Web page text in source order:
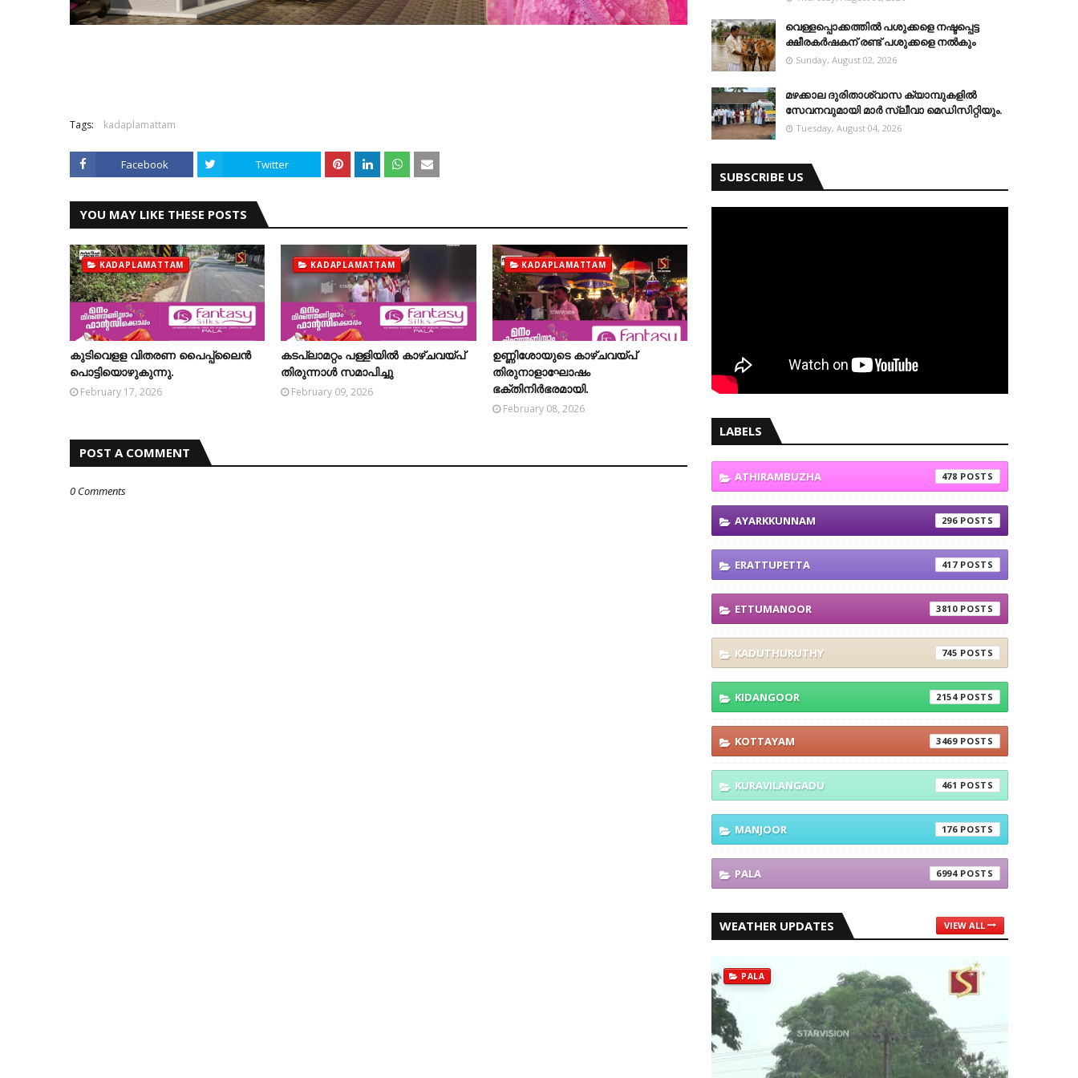
Tags: kadaplamattam
Facebook Twitter
YOU MAY LIKE THESE POSTS
KADAPLAMATTAM
കുടിവെളള വിതരണ പൈപ്പ്‌ലൈന്‍
പൊട്ടിയൊഴുകുന്നു.
February 17, 2026
KADAPLAMATTAM
കടപ്ലാമറ്റം പള്ളിയില്‍ കാഴ്ചവയ്പ്
തിരുന്നാള്‍ സമാപിച്ചു
February 09, 2026
KADAPLAMATTAM
ഉണ്ണിശോയുടെ കാഴ്ചവയ്പ്
തിരുനാളാഘോഷം
ഭക്തിനിര്‍ഭരമായി.
February 08, 2026
POST A COMMENT
0 Comments
വെള്ളപ്പൊക്കത്തില്‍ പശുക്കളെ നഷ്ടപ്പെട്ട
ക്ഷീരകര്‍ഷകന് രണ്ട് പശുക്കളെ നല്‍കും
Sunday, August 02, 2026
മഴക്കാല ദുരിതാശ്വാസ ക്യാമ്പുകളിൽ
സേവനവുമായി മാർ സ്ലീവാ മെഡിസിറ്റിയും.
Tuesday, August 04, 2026
SUBSCRIBE US
LABELS
ATHIRAMBUZHA 478
AYARKKUNNAM 296
ERATTUPETTA 417
ETTUMANOOR 3810
KADUTHURUTHY 745
KIDANGOOR 2154
KOTTAYAM 3469
KURAVILANGADU 461
MANJOOR 176
PALA 6994
WEATHER UPDATES VIEW ALL
PALA